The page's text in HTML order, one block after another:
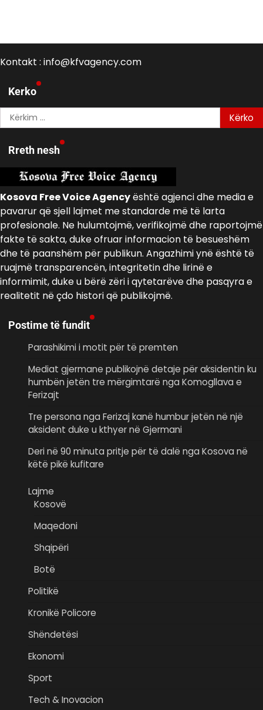
Kontakt : info@kfvagency.com
Kerko
Kërko
për:
Rreth nesh
Kosova Free Voice Agencyështë agjenci dhe media e
pavarur që sjell lajmet me standarde më të larta
profesionale. Ne hulumtojmë, verifikojmë dhe raportojmë
fakte të sakta, duke ofruar informacion të besueshëm
dhe të paanshëm për publikun. Angazhimi ynë është të
ruajmë transparencën, integritetin dhe lirinë e
informimit, duke u bërë zëri i qytetarëve dhe pasqyra e
realitetit në çdo histori që publikojmë.
Postime të fundit
Parashikimi i motit për të premten
Mediat gjermane publikojnë detaje për aksidentin ku
humbën jetën tre mërgimtarë nga Komogllava e
Ferizajt
Tre persona nga Ferizaj kanë humbur jetën në një
aksident duke u kthyer në Gjermani
Deri në 90 minuta pritje për të dalë nga Kosova në
këtë pikë kufitare
Lajme
Kosovë
Maqedoni
Shqipëri
Botë
Politikë
Kronikë Policore
Shëndetësi
Ekonomi
Sport
Tech & Inovacion